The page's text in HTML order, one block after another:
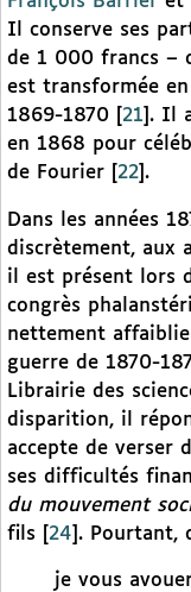
Il conserve ses
de 1 000 francs –
est transformée en
1869-1870
21 . Il
en 1868 pour
de Fourier
22 .
Dans les années
discrètement, aux
il est présent lors
congrès
nettement
guerre de 1870-
Librairie des
disparition, il
accepte de verser
ses difficultés
du mouvement
fils
24 . Pourtant,
je vous